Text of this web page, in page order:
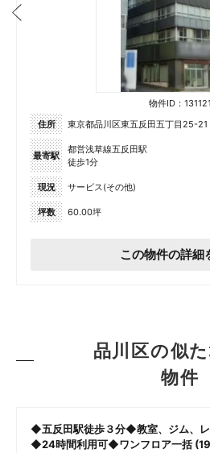
物件ID：131121
住所
東京都品川区東五反田五丁目25-21
最寄駅
都営浅草線五反田駅
徒歩1分
現況 サービス(その他)
坪数 60.00坪
この物件の詳細
品川区の似
物件
◆五反田駅徒歩３分◆教室、ジム、
◆24時間利用可◆ワンフロア一括